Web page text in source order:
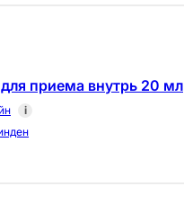
приема внутрь 20 мл
i